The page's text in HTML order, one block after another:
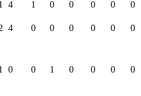
4 1 0 0 0 0
0
4 0 0 0 0 0
0
0 0 1 0 0 0
0